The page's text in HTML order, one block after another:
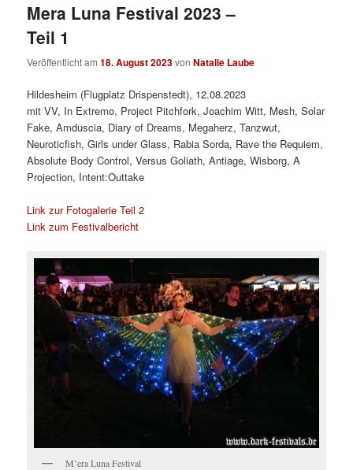
Mera Luna Festival 2023 –
Teil 1
Veröffentlicht am18. August 2023vonNatalie Laube
Hildesheim (Flugplatz Drispenstedt), 12.08.2023
mit VV, In Extremo, Project Pitchfork, Joachim Witt, Mesh, Solar
Fake, Amduscia, Diary of Dreams, Megaherz, Tanzwut,
Neuroticfish, Girls under Glass, Rabia Sorda, Rave the Requiem,
Absolute Body Control, Versus Goliath, Antiage, Wisborg, A
Projection, Intent:Outtake
Link zur Fotogalerie Teil 2
Link zum Festivalbericht
M’era Luna Festival